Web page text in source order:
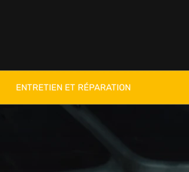
ENTRETIEN ET RÉPARATION